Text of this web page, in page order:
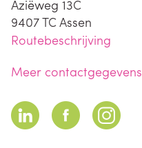
Aziëweg 13C
9407 TC Assen
Routebeschrijving
Meer contactgegevens